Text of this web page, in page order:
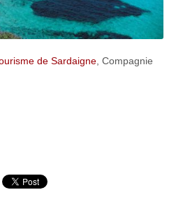
de Sardaigne, Compagnie